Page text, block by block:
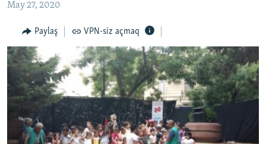
FƏRQƏ BAX
QANUNI DOĞRU
ARAŞDIRMA
MULTIMEDIA
VIDEO
FOTOQALEREYA
İNFOQRAFIKA
RADIO ARXIV
OXU ZALI
AZƏRBAYCAN ƏDƏBIYYATI KITABXANASI
HAQQIMIZDA
MISSIYAMIZ
May 27, 2020
Paylaş VPN-siz açmaq